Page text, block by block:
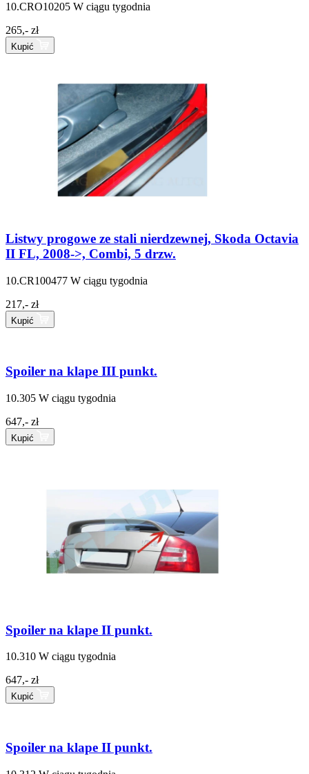
10.CRO10205 W ciągu tygodnia
265,- zł
Kupić
Listwy progowe ze stali nierdzewnej, Skoda Octavia
II FL, 2008->, Combi, 5 drzw.
10.CR100477 W ciągu tygodnia
217,- zł
Kupić
Spoiler na klape III punkt.
10.305 W ciągu tygodnia
647,- zł
Kupić
Spoiler na klape II punkt.
10.310 W ciągu tygodnia
647,- zł
Kupić
Spoiler na klape II punkt.